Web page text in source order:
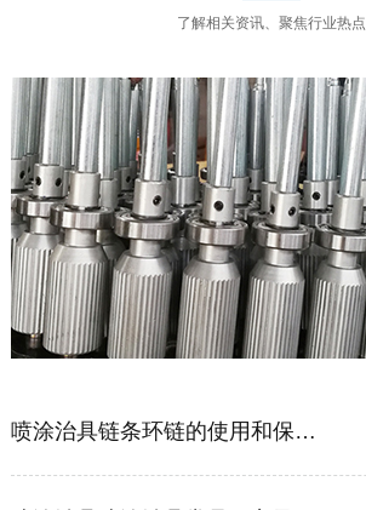
了解相关资讯、聚焦行业热点
喷涂治具链条环链的使用和保养维护